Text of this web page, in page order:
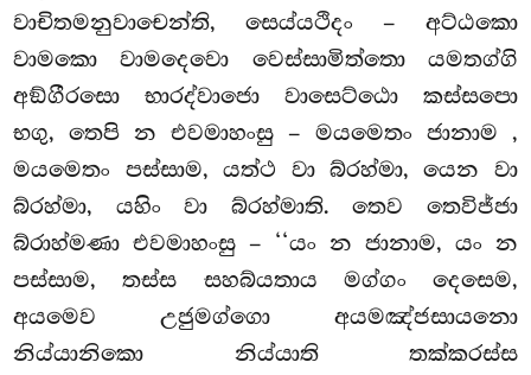
වාචිතමනුවාචෙන්ති, සෙය්යථිදං – අට්ඨකො
වාමකො වාමදෙවො වෙස්සාමිත්තො යමතග්ගි
අඞ්ගීරසො භාරද්වාජො වාසෙට්ඨො කස්සපො
භගු, තෙපි න එවමාහංසු – මයමෙතං ජානාම ,
මයමෙතං පස්සාම, යත්ථ වා බ්රහ්මා, යෙන වා
බ්රහ්මා, යහිං වා බ්රහ්මාති. තෙව තෙවිජ්ජා
බ්රාහ්මණා එවමාහංසු – ‘‘යං න ජානාම, යං න
පස්සාම, තස්ස සහබ්යතාය මග්ගං දෙසෙම,
අයමෙව උජුමග්ගො අයමඤ්ජසායනො
නිය්යානිකො නිය්යාති තක්කරස්ස